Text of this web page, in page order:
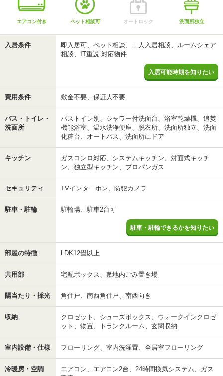
エアコン付き ペット相談可 オートロック 洗面所独立
入居条件
即入居可、ペット相談、二人入居相談、ルームシェア
相談、IT重説 対応物件
入居可能時期を知りたい
費用条件 敷金不要、保証人不要
バス・トイレ・
洗面所
バストイレ別、シャワー付洗面台、浴室乾燥機、追焚
機能浴室、温水洗浄便座、脱衣所、洗面所独立、洗面
化粧台、オートバス、洗面所にドア
キッチン
ガスコンロ対応、システムキッチン、対面式キッチ
ン、独立型キッチン、プロパンガス
セキュリティ TVインターホン、防犯カメラ
駐車・駐輪 駐輪場、駐車2台可
駐車・駐輪できるかを知りたい
部屋の特徴 LDK12畳以上
共用部 宅配ボックス、敷地内ごみ置き場
陽当たり・採光 角住戸、南西角住戸、南西向き
収納
クロゼット、シューズボックス、ウォークインクロゼ
ット、物置、トランクルーム、玄関収納
室内設備・仕様 フローリング、室内洗濯置、全居室フローリング
冷暖房・空調
エアコン、エアコン2台、24時間換気システム、ガス